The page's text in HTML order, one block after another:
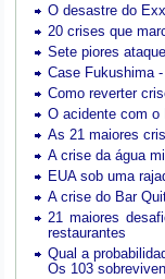
O desastre do
20 crises que
Sete piores
Case Fukushima
Como reverter
O acidente com o
As 21 maiores
A crise da água
EUA sob uma
A crise do Bar
21 maiores
restaurantes
Qual a
Os 103